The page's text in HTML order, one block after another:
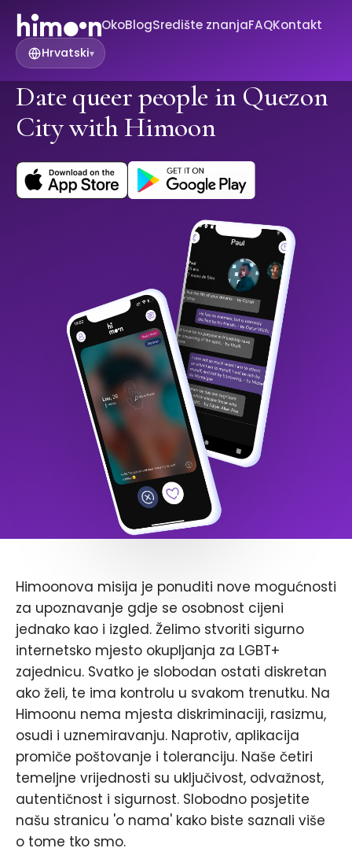
OkoBlogSredište znanjaFAQKontakt
Hrvatski▾
Date queer people in Quezon
City with Himoon
Himoonova misija je ponuditi nove mogućnosti
za upoznavanje gdje se osobnost cijeni
jednako kao i izgled. Želimo stvoriti sigurno
internetsko mjesto okupljanja za LGBT+
zajednicu. Svatko je slobodan ostati diskretan
ako želi, te ima kontrolu u svakom trenutku. Na
Himoonu nema mjesta diskriminaciji, rasizmu,
osudi i uznemiravanju. Naprotiv, aplikacija
promiče poštovanje i toleranciju. Naše četiri
temeljne vrijednosti su uključivost, odvažnost,
autentičnost i sigurnost. Slobodno posjetite
našu stranicu 'o nama' kako biste saznali više
o tome tko smo.